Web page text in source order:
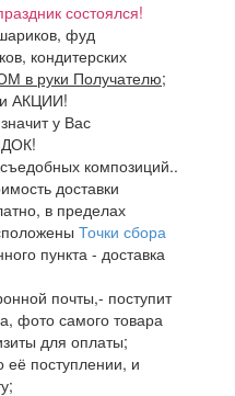
состоялся!
фуд
кондитерских
в руки Получателю;
и АКЦИИ!
у Вас
композиций..
доставки
в пределах
Точки сбора
пункта - доставка
почты,- поступит
фото самого товара
для оплаты;
поступлении, и